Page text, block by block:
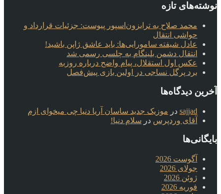
نوشته‌های تازه
محمد صلاح به ترابزون‌اسپور پیوست: جزئیات قرارداد و
حواشی انتقال
عادل شیفته سامورایی‌ها: باید عاشق ژاپن باشید!
انتقال دشمن بلینگام به چلسی رسمی شد
عکس اول استقلال، پیام واضح درباره روزبه
برد پرگل نساجی در اولین بازی پیش‌فصل
آخرین دیدگاه‌ها
sajjad در موزیک جدید ساسان آریا دنیا چی میخوای ازم
آقای وردپرس در سلام دنیا!
بایگانی‌ها
آگوست 2026
جولای 2026
ژوئن 2026
فوریه 2026